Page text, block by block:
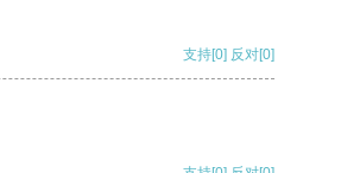
支持[0] 反对[0]